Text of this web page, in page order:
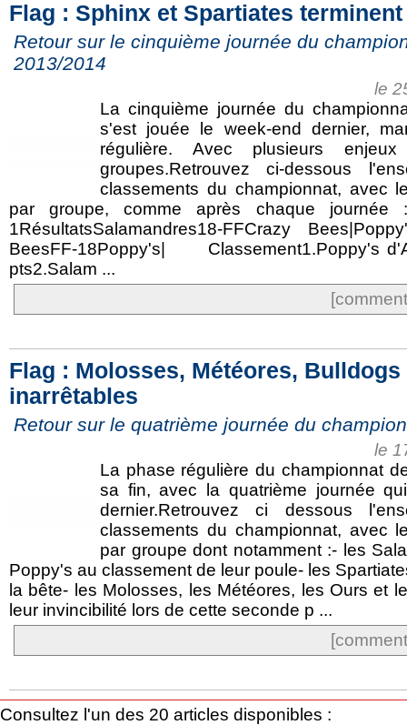
Flag : Sphinx et Spartiates
Retour sur le cinquième journée du
2013/2014
le
La cinquième journée du
s'est jouée le week-end dernier,
régulière. Avec plusieurs
groupes.Retrouvez ci-dessous
classements du championnat, avec
par groupe, comme après chaque journée
1RésultatsSalamandres18-FFCrazy
BeesFF-18Poppy's| Classement1.Poppy's
pts2.Salam ...
Flag : Molosses, Météores, Bulldogs
inarrêtables
Retour sur le quatrième journée du
le
La phase régulière du championnat
sa fin, avec la quatrième journée
dernier.Retrouvez ci dessous
classements du championnat, avec
par groupe dont notamment :- les
Poppy's au classement de leur poule- les
la bête- les Molosses, les Météores, les Ours et
leur invincibilité lors de cette seconde p ...
Consultez l'un des 20 articles disponibles :